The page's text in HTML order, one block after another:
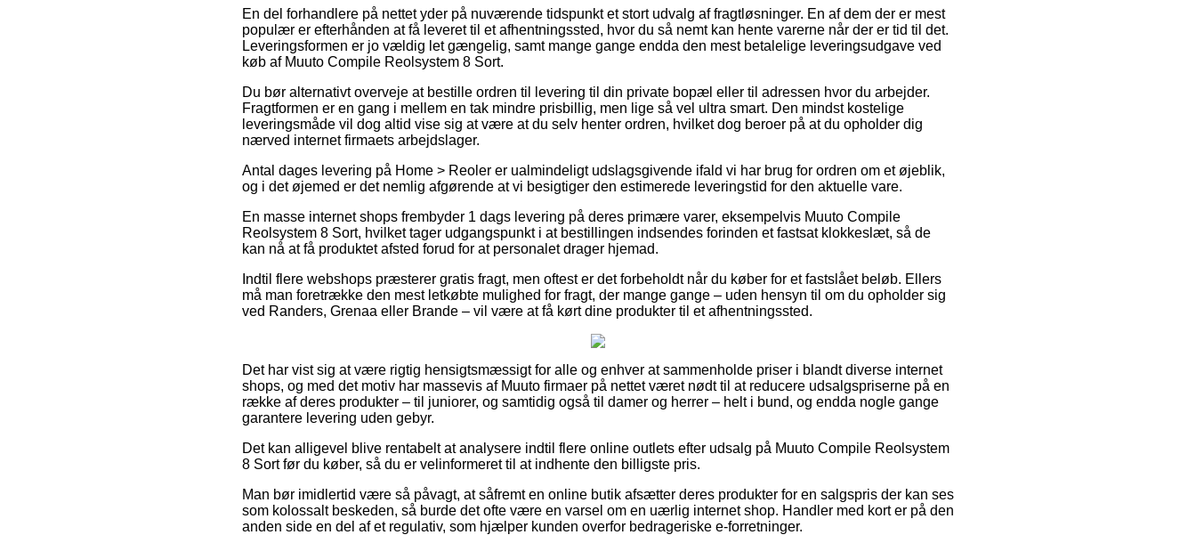
En del forhandlere på nettet yder på nuværende tidspunkt et stort udvalg af fragtløsninger. En af dem der er mest
populær er efterhånden at få leveret til et afhentningssted, hvor du så nemt kan hente varerne når der er tid til det.
Leveringsformen er jo vældig let gængelig, samt mange gange endda den mest betalelige leveringsudgave ved
køb af Muuto Compile Reolsystem 8 Sort.
Du bør alternativt overveje at bestille ordren til levering til din private bopæl eller til adressen hvor du arbejder.
Fragtformen er en gang i mellem en tak mindre prisbillig, men lige så vel ultra smart. Den mindst kostelige
leveringsmåde vil dog altid vise sig at være at du selv henter ordren, hvilket dog beroer på at du opholder dig
nærved internet firmaets arbejdslager.
Antal dages levering på Home > Reoler er ualmindeligt udslagsgivende ifald vi har brug for ordren om et øjeblik,
og i det øjemed er det nemlig afgørende at vi besigtiger den estimerede leveringstid for den aktuelle vare.
En masse internet shops frembyder 1 dags levering på deres primære varer, eksempelvis Muuto Compile
Reolsystem 8 Sort, hvilket tager udgangspunkt i at bestillingen indsendes forinden et fastsat klokkeslæt, så de
kan nå at få produktet afsted forud for at personalet drager hjemad.
Indtil flere webshops præsterer gratis fragt, men oftest er det forbeholdt når du køber for et fastslået beløb. Ellers
må man foretrække den mest letkøbte mulighed for fragt, der mange gange – uden hensyn til om du opholder sig
ved Randers, Grenaa eller Brande – vil være at få kørt dine produkter til et afhentningssted.
Det har vist sig at være rigtig hensigtsmæssigt for alle og enhver at sammenholde priser i blandt diverse internet
shops, og med det motiv har massevis af Muuto firmaer på nettet været nødt til at reducere udsalgspriserne på en
række af deres produkter – til juniorer, og samtidig også til damer og herrer – helt i bund, og endda nogle gange
garantere levering uden gebyr.
Det kan alligevel blive rentabelt at analysere indtil flere online outlets efter udsalg på Muuto Compile Reolsystem
8 Sort før du køber, så du er velinformeret til at indhente den billigste pris.
Man bør imidlertid være så påvagt, at såfremt en online butik afsætter deres produkter for en salgspris der kan ses
som kolossalt beskeden, så burde det ofte være en varsel om en uærlig internet shop. Handler med kort er på den
anden side en del af et regulativ, som hjælper kunden overfor bedrageriske e-forretninger.